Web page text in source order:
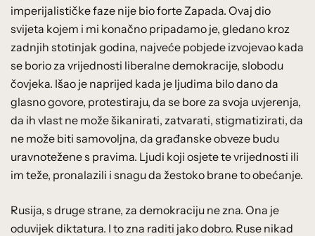
imperijalističke faze nije bio forte Zapada. Ovaj dio
svijeta kojem i mi konačno pripadamo je, gledano kroz
zadnjih stotinjak godina, najveće pobjede izvojevao kada
se borio za vrijednosti liberalne demokracije, slobodu
čovjeka. Išao je naprijed kada je ljudima bilo dano da
glasno govore, protestiraju, da se bore za svoja uvjerenja,
da ih vlast ne može šikanirati, zatvarati, stigmatizirati, da
ne može biti samovoljna, da građanske obveze budu
uravnotežene s pravima. Ljudi koji osjete te vrijednosti ili
im teže, pronalazili i snagu da žestoko brane to obećanje.
Rusija, s druge strane, za demokraciju ne zna. Ona je
oduvijek diktatura. I to zna raditi jako dobro. Ruse nikad